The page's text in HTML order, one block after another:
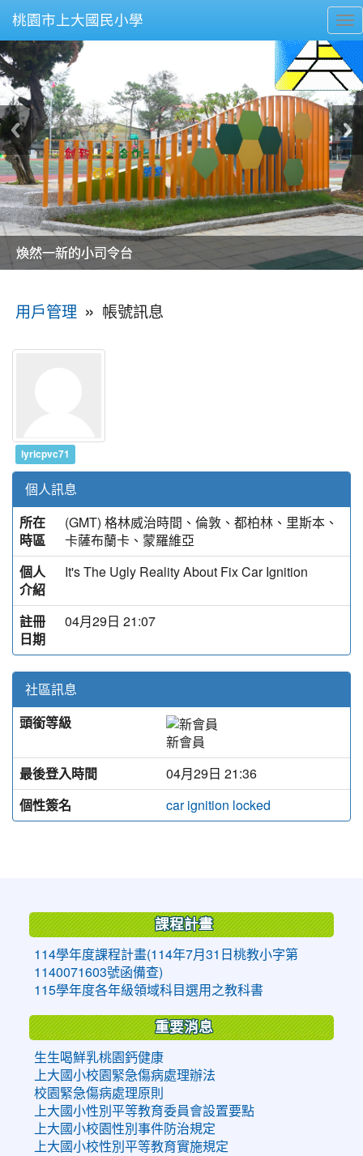
桃園市上大國民小學
美麗的操場是我們活力的來源
美麗的操場是我們活力的來源
煥然一新的小司令台
煥然一新的小司令台
富含桃園埤塘田園風光意象的中廊
富含桃園埤塘田園風光意象的中廊
嶄新的中庭廣場
嶄新的中庭廣場
水生池生生不息
水生池生生不息
用戶管理 » 帳號訊息
lyricpvc71
個人訊息
所在
時區
(GMT) 格林威治時間、倫敦、都柏林、里斯本、
卡薩布蘭卡、蒙羅維亞
個人
介紹
It's The Ugly Reality About Fix Car Ignition
註冊
日期
04月29日 21:07
社區訊息
頭銜等級
新會員
最後登入時間
04月29日 21:36
個性簽名
car ignition locked
課程計畫
114學年度課程計畫(114年7月31日桃教小字第
1140071603號函備查)
115學年度各年級領域科目選用之教科書
重要消息
生生喝鮮乳桃園鈣健康
上大國小校園緊急傷病處理辦法
校園緊急傷病處理原則
上大國小性別平等教育委員會設置要點
上大國小校園性別事件防治規定
上大國小校性別平等教育實施規定